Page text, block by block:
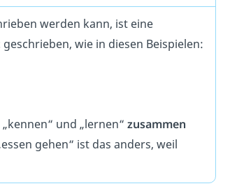
werden kann, ist eine
geschrieben, wie in diesen Beispielen:
und „lernen“ zusammen
gehen“ ist das anders, weil